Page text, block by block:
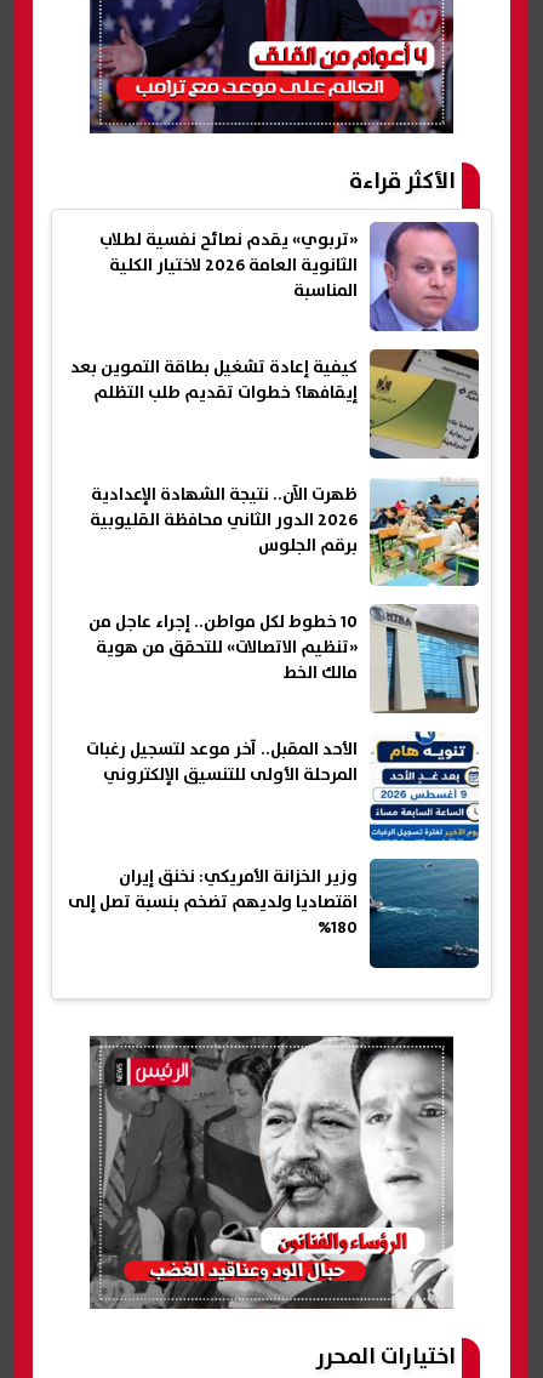
الأكثر قراءة
«تربوي» يقدم نصائح نفسية لطلاب
الثانوية العامة 2026 لاختيار الكلية
المناسبة
كيفية إعادة تشغيل بطاقة التموين بعد
إيقافها؟ خطوات تقديم طلب التظلم
ظهرت الآن.. نتيجة الشهادة الإعدادية
2026 الدور الثاني محافظة القليوبية
برقم الجلوس
10 خطوط لكل مواطن.. إجراء عاجل من
«تنظيم الاتصالات» للتحقق من هوية
مالك الخط
الأحد المقبل.. آخر موعد لتسجيل رغبات
المرحلة الأولى للتنسيق الإلكتروني
وزير الخزانة الأمريكي: نخنق إيران
اقتصاديا ولديهم تضخم بنسبة تصل إلى
180%
اختيارات المحرر